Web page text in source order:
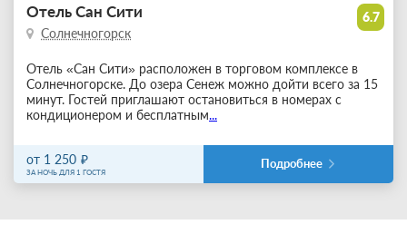
6.7
Отель Сан Сити
Солнечногорск
Отель «Сан Сити» расположен в торговом комплексе в
Солнечногорске. До озера Сенеж можно дойти всего за 15
минут. Гостей приглашают остановиться в номерах с
кондиционером и бесплатным...
от 1 250
ЗА НОЧЬ ДЛЯ 1 ГОСТЯ
Подробнее